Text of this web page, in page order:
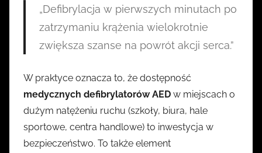
„Defibrylacja w pierwszych minutach po
zatrzymaniu krążenia wielokrotnie
zwiększa szanse na powrót akcji serca.”
W praktyce oznacza to, że dostępność
medycznych defibrylatorów AED w miejscach o
dużym natężeniu ruchu (szkoły, biura, hale
sportowe, centra handlowe) to inwestycja w
bezpieczeństwo. To także element